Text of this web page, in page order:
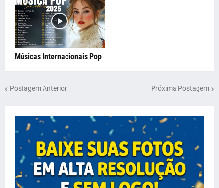
Músicas Internacionais Pop
Postagem Anterior Próxima Postagem